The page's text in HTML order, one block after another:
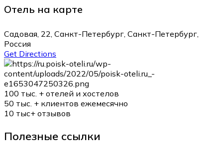
Отель на карте
Садовая, 22, Санкт-Петербург, Санкт-Петербург,
Россия
Get Directions
100 тыс. + отелей и хостелов
50 тыс. + клиентов ежемесячно
10 тыс+ отзывов
Полезные ссылки